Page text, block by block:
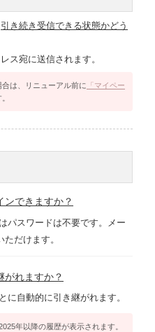
引き続き受信できる状態かどう
ス宛に送信されます。
は、リニューアル前に 「マイペー
ンできますか？
パスワードは不要です。メー
だけます。
がれますか？
に自動的に引き継がれます。
年以降の履歴が表示されます。